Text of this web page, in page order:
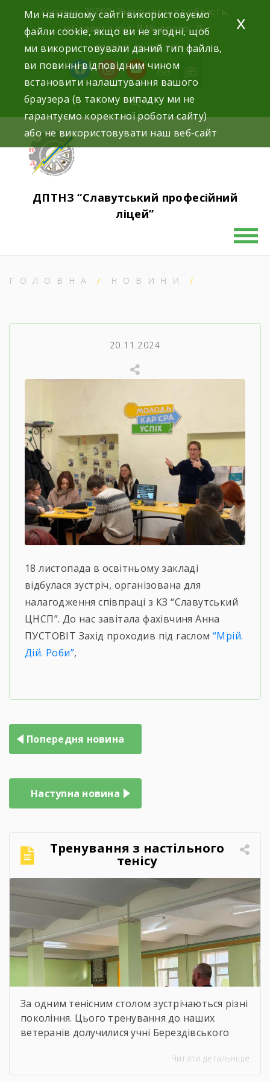
Україна, 30000, Хмельницька область,
м.Славута вул. Я.Мудрого, 75.
+38(097)-76-89-770
ДПТНЗ “Славутський професійний
ліцей”
ГОЛОВНА НОВИНИ
20.11.2024
18 листопада в освітньому закладі
відбулася зустріч, організована для
налагодження співпраці з КЗ “Славутський
ЦНСП”. До нас завітала фахівчиня Анна
ПУСТОВІТ Захід проходив під гаслом “Мрій.
Дій. Роби”,
Попередня новина
Наступна новина
Тренування з настільного
тенісу
За одним тенісним столом зустрічаються різні
покоління. Цього тренування до наших
ветеранів долучилися учні Берездівського
усмішок і щирого спілкування. Саме такі
Читати детальніше
Ми на нашому сайті використовуємо
файли cookie, якщо ви не згодні, щоб
ми використовували даний тип файлів,
ви повинні відповідним чином
встановити налаштування вашого
браузера (в такому випадку ми не
гарантуємо коректної роботи сайту)
або не використовувати наш веб-сайт
x